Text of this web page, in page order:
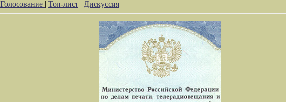
Голосование | Топ-лист | Дискуссия